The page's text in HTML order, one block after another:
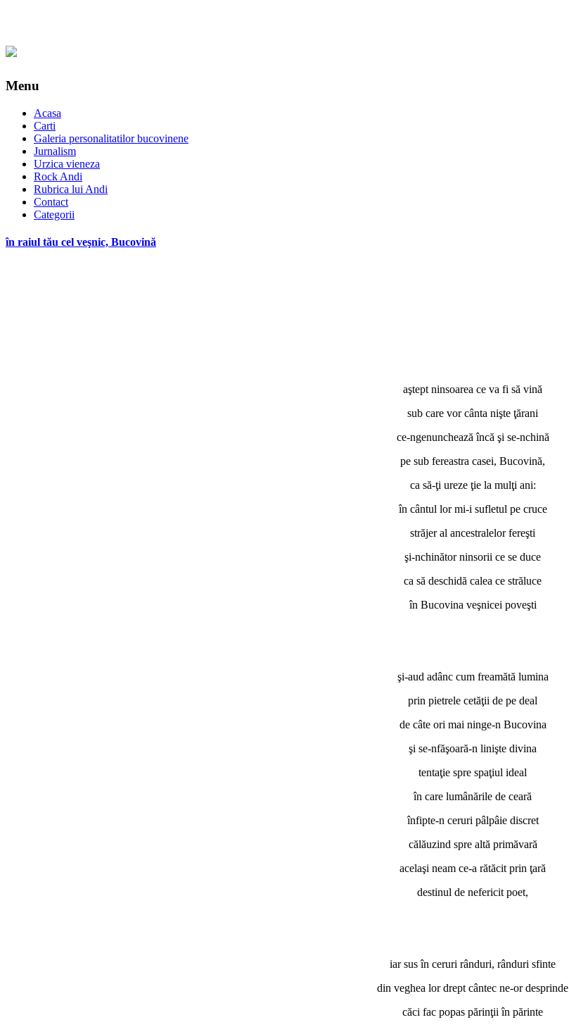
Menu
Acasa
Carti
Galeria personalitatilor bucovinene
Jurnalism
Urzica vieneza
Rock Andi
Rubrica lui Andi
Contact
Categorii
în raiul tău cel veşnic, Bucovină
aştept ninsoarea ce va fi să vină
sub care vor cânta nişte ţărani
ce-ngenunchează încă şi se-nchină
pe sub fereastra casei, Bucovină,
ca să-ţi ureze ţie la mulţi ani:
în cântul lor mi-i sufletul pe cruce
străjer al ancestralelor fereşti
şi-nchinător ninsorii ce se duce
ca să deschidă calea ce străluce
în Bucovina veşnicei poveşti
şi-aud adânc cum freamătă lumina
prin pietrele cetăţii de pe deal
de câte ori mai ninge-n Bucovina
şi se-nfăşoară-n linişte divina
tentaţie spre spaţiul ideal
în care lumânările de ceară
înfipte-n ceruri pâlpâie discret
călăuzind spre altă primăvară
acelaşi neam ce-a rătăcit prin ţară
destinul de nefericit poet,
iar sus în ceruri rânduri, rânduri sfinte
din veghea lor drept cântec ne-or desprinde
căci fac popas părinţii în părinte